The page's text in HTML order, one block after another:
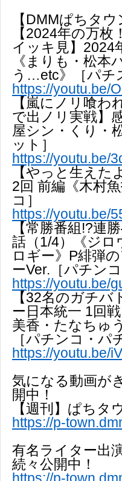
【DMMぱちタ
【2024年の万
イッキ見】2024
《まりも・松
う…etc》［パチ
https://youtu.be/
【嵐にノリ喰わ
で出ノリ実戦】
屋シン・くり・
ット］
https://youtu.be/
【やっと生え
2回 前編《木村
コ］
https://youtu.be/
【常勝番組!?連
話（1/4）《ジロ
ロギー》P緋弾
ーVer.［パチンコ
https://youtu.be/
【32名のガチ
ー日本統一 1回
美香・たなちゅ
［パチンコ・パ
https://youtu.be/
気になる動画が
開中！
【週刊】ぱちタ
https://p-
有名ライター出
続々公開中！
https://p-